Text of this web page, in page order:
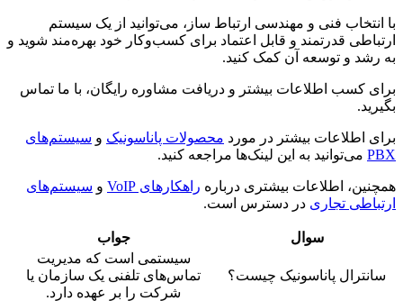
با انتخاب فنی و مهندسی ارتباط ساز، می‌توانید از یک سیستم
ارتباطی قدرتمند و قابل اعتماد برای کسب‌وکار خود بهره‌مند شوید و
به رشد و توسعه آن کمک کنید.
برای کسب اطلاعات بیشتر و دریافت مشاوره رایگان، با ما تماس
بگیرید.
برای اطلاعات بیشتر در مورد محصولات پاناسونیک و سیستم‌های
PBX می‌توانید به این لینک‌ها مراجعه کنید.
همچنین، اطلاعات بیشتری درباره راهکارهای VoIP و سیستم‌های
ارتباطی تجاری در دسترس است.
سوال جواب
سانترال پاناسونیک چیست؟
سیستمی است که مدیریت
تماس‌های تلفنی یک سازمان یا
شرکت را بر عهده دارد.